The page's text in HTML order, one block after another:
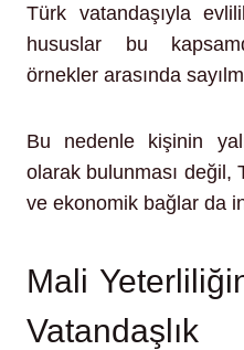
Türk vatandaşıyla
hususlar bu
örnekler arasında
Bu nedenle kişinin
olarak bulunması değil,
ve ekonomik bağlar da
Mali